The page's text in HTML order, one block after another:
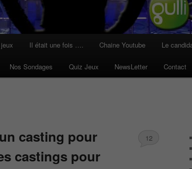
Il était une fois …. Chaine Youtube Le
Nos Sondages Quiz Jeux NewsLetter Contact
casting pour
castings pour
12